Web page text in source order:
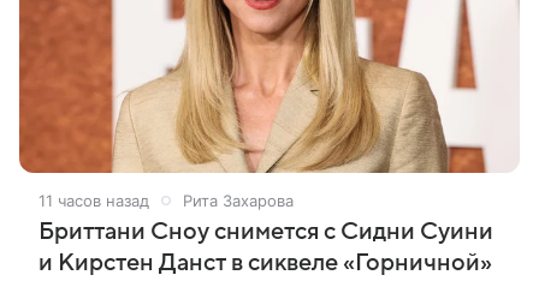
11 часов назад Рита Захарова
Бриттани Сноу снимется с Сидни Суини
и Кирстен Данст в сиквеле «Горничной»